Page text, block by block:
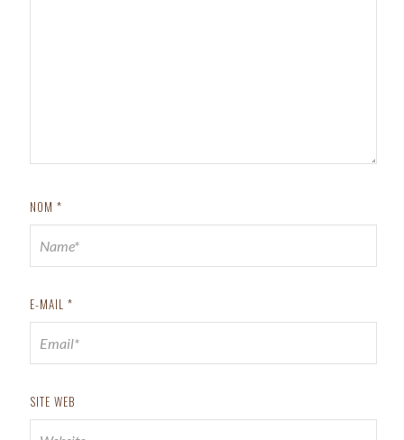
NOM *
E-MAIL *
SITE WEB